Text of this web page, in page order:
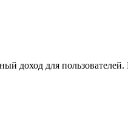
доход для